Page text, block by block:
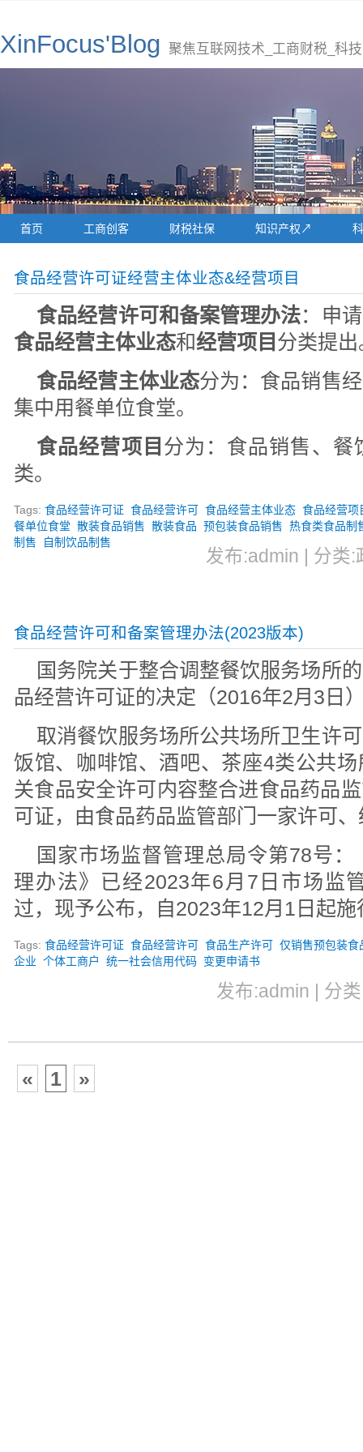
XinFocus'Blog 聚焦互联网技术_工商财税_科
首页 工商创客 财税社保 知识产权↗
食品经营许可证经营主体业态&经营项目
食品经营许可和备案管理办法：申
食品经营主体业态和经营项目 分类提出
食品经营主体业态分为：食品销售
集中用餐单位食堂。
食品经营项目 分为：食品销售、餐
类。
Tags:食品经营许可证 食品经营许可 食品经营主体业态 食品经营项
餐单位食堂 散装食品销售 散装食品 预包装食品销售 热食类食品制
制售
自制饮品制售
发布:admin | 分类:
食品经营许可和备案管理办法(2023版本)
国务院关于整合调整餐饮服务场所
品经营许可证的决定 （2016年2月3日
取消餐饮服务场所公共场所卫生许
饭馆、咖啡馆、酒吧、茶座4类公共
关食品安全许可内容整合进食品药品
可证，由食品药品监管部门一家许可
国家市场监督管理总局令第78号
理办法》已经2023年6月7日市场监
过，现予公布，自2023年12月1日起施
Tags:食品经营许可证 食品经营许可 食品生产许可 仅销售预包装食
企业 个体工商户 统一社会信用代码 变更申请书
发布:admin | 分
« 1 »